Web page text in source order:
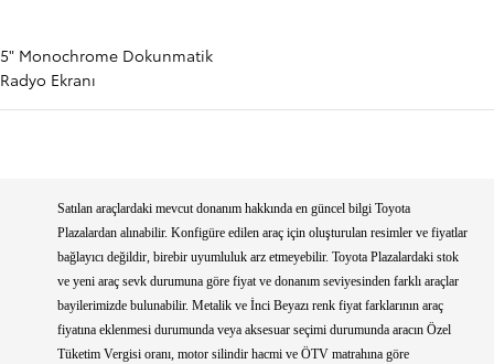
5" Monochrome Dokunmatik
Radyo Ekranı
Satılan araçlardaki mevcut donanım hakkında en güncel bilgi Toyota
Plazalardan alınabilir. Konfigüre edilen araç için oluşturulan resimler ve fiyatlar
bağlayıcı değildir, birebir uyumluluk arz etmeyebilir. Toyota Plazalardaki stok
ve yeni araç sevk durumuna göre fiyat ve donanım seviyesinden farklı araçlar
bayilerimizde bulunabilir. Metalik ve İnci Beyazı renk fiyat farklarının araç
fiyatına eklenmesi durumunda veya aksesuar seçimi durumunda aracın Özel
Tüketim Vergisi oranı, motor silindir hacmi ve ÖTV matrahına göre